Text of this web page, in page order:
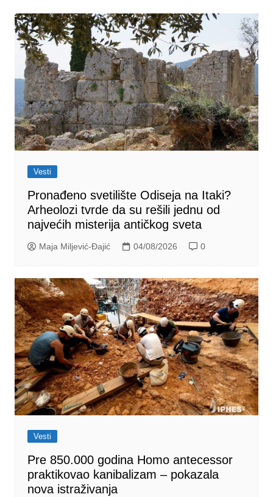
Vesti
Pronađeno svetilište Odiseja na Itaki?
Arheolozi tvrde da su rešili jednu od
najvećih misterija antičkog sveta
Maja Miljević-Đajić 04/08/2026 0
Vesti
Pre 850.000 godina Homo antecessor
praktikovao kanibalizam – pokazala
nova istraživanja